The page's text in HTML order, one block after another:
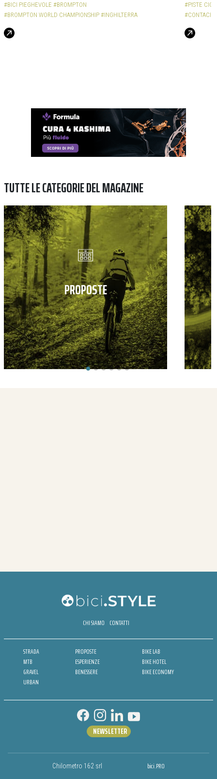
#BICI PIEGHEVOLE #BROMPTON
#BROMPTON WORLD CHAMPIONSHIP #INGHILTERRA
#PISTE
TUTTE LE CATEGORIE DEL MAGAZINE
PROPOSTE
CHI SIAMO CONTATTI
STRADA
MTB
GRAVEL
URBAN
PROPOSTE
ESPERIENZE
BENESSERE
BIKE LAB
BIKE HOTEL
BIKE ECONOMY
Chilometro 162 srl bici.PRO
NEWSLETTER